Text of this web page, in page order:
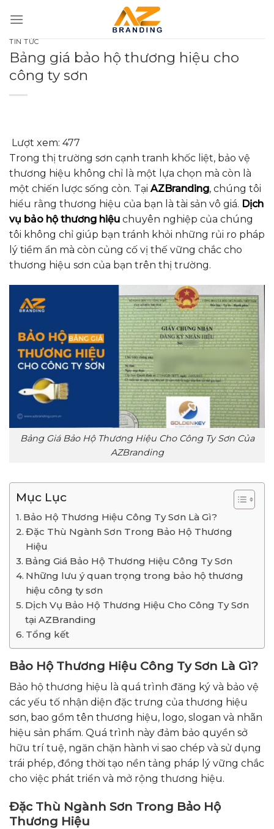
qua
nội
dung
TIN TỨC
Bảng giá bảo hộ thương hiệu cho
công ty sơn
Lượt xem: 477
Trong thị trường sơn cạnh tranh khốc liệt, bảo vệ
thương hiệu không chỉ là một lựa chọn mà còn là
một chiến lược sống còn. Tại AZBranding, chúng tôi
hiểu rằng thương hiệu của bạn là tài sản vô giá. Dịch
vụ bảo hộ thương hiệu chuyên nghiệp của chúng
tôi không chỉ giúp bạn tránh khỏi những rủi ro pháp
lý tiềm ẩn mà còn củng cố vị thế vững chắc cho
thương hiệu sơn của bạn trên thị trường.
Bảng Giá Bảo Hộ Thương Hiệu Cho Công Ty Sơn Của
AZBranding
Mục Lục
Bảo Hộ Thương Hiệu Công Ty Sơn Là Gì?
Đặc Thù Ngành Sơn Trong Bảo Hộ Thương
Hiệu
Bảng Giá Bảo Hộ Thương Hiệu Công Ty Sơn
Những lưu ý quan trọng trong bảo hộ thương
hiệu công ty sơn
Dịch Vụ Bảo Hộ Thương Hiệu Cho Công Ty Sơn
tại AZBranding
Tổng kết
Bảo Hộ Thương Hiệu Công Ty Sơn Là Gì?
Bảo hộ thương hiệu là quá trình đăng ký và bảo vệ
các yếu tố nhận diện đặc trưng của thương hiệu
sơn, bao gồm tên thương hiệu, logo, slogan và nhãn
hiệu sản phẩm. Quá trình này đảm bảo quyền sở
hữu trí tuệ, ngăn chặn hành vi sao chép và sử dụng
trái phép, đồng thời tạo nền tảng pháp lý vững chắc
cho việc phát triển và mở rộng thương hiệu.
Đặc Thù Ngành Sơn Trong Bảo Hộ
Thương Hiệu